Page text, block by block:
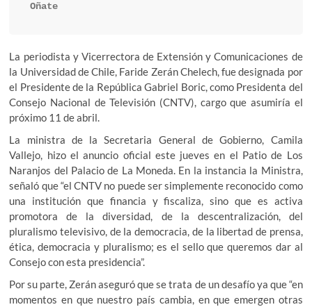
Oñate
La periodista y Vicerrectora de Extensión y Comunicaciones de
la Universidad de Chile, Faride Zerán Chelech, fue designada por
el Presidente de la República Gabriel Boric, como Presidenta del
Consejo Nacional de Televisión (CNTV), cargo que asumiría el
próximo 11 de abril.
La ministra de la Secretaria General de Gobierno, Camila
Vallejo, hizo el anuncio oficial este jueves en el Patio de Los
Naranjos del Palacio de La Moneda. En la instancia la Ministra,
señaló que “el CNTV no puede ser simplemente reconocido como
una institución que financia y fiscaliza, sino que es activa
promotora de la diversidad, de la descentralización, del
pluralismo televisivo, de la democracia, de la libertad de prensa,
ética, democracia y pluralismo; es el sello que queremos dar al
Consejo con esta presidencia”.
Por su parte, Zerán aseguró que se trata de un desafío ya que “en
momentos en que nuestro país cambia, en que emergen otras